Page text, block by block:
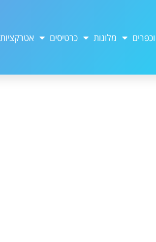
מלונות כרטיסים אטרקציות